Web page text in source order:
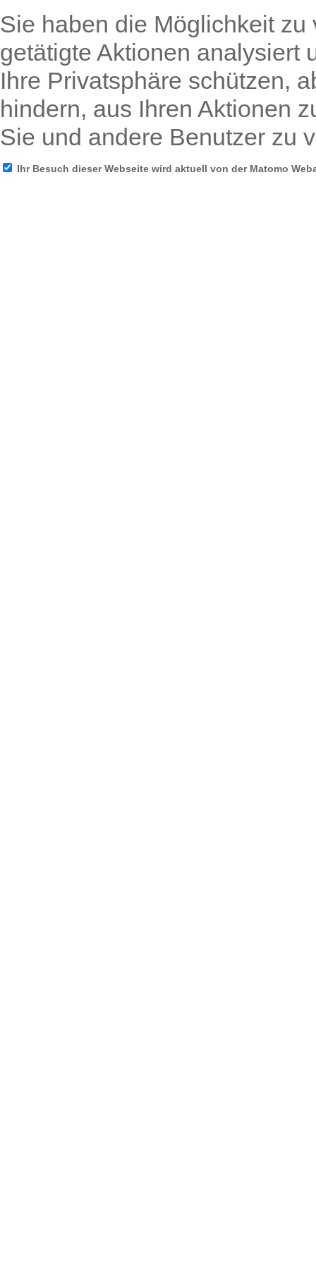
Sie haben die Möglichkeit
getätigte Aktionen analysiert
Ihre Privatsphäre schützen,
hindern, aus Ihren Aktionen
Sie und andere Benutzer zu
Ihr Besuch dieser Webseite wird aktuell von der Matomo